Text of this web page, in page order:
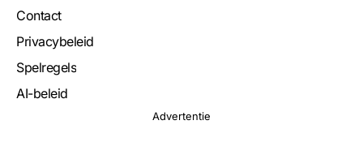
Contact
Privacybeleid
Spelregels
AI-beleid
Advertentie